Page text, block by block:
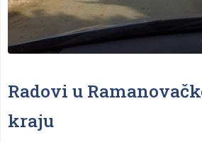
Radovi u
kraju